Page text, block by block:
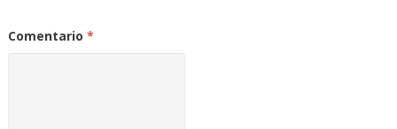
Comentario *